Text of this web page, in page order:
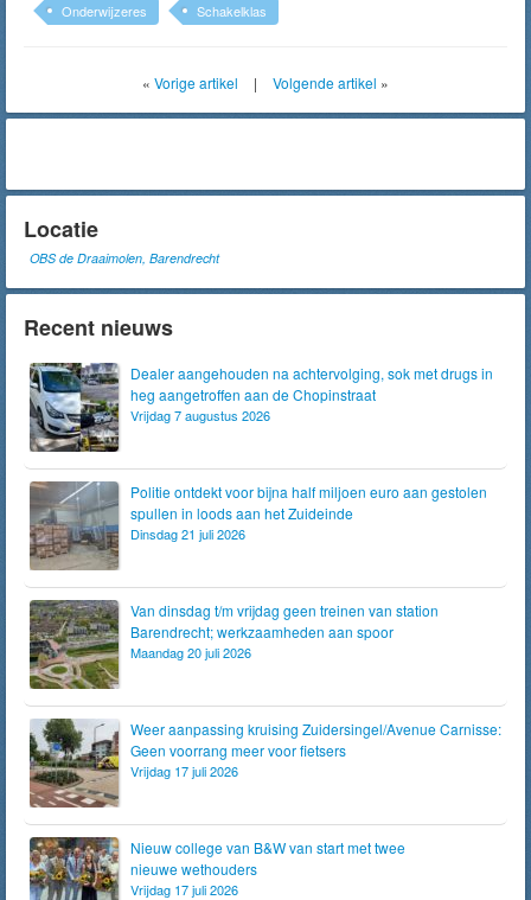
Onderwijzeres
Schakelklas
« Vorige artikel | Volgende artikel »
Locatie
OBS de Draaimolen, Barendrecht
Recent nieuws
Dealer aangehouden na achtervolging, sok met drugs in
heg aangetroffen aan de Chopinstraat
Vrijdag 7 augustus 2026
Politie ontdekt voor bijna half miljoen euro aan gestolen
spullen in loods aan het Zuideinde
Dinsdag 21 juli 2026
Van dinsdag t/m vrijdag geen treinen van station
Barendrecht; werkzaamheden aan spoor
Maandag 20 juli 2026
Weer aanpassing kruising Zuidersingel/Avenue Carnisse:
Geen voorrang meer voor fietsers
Vrijdag 17 juli 2026
Nieuw college van B&W van start met twee
nieuwe wethouders
Vrijdag 17 juli 2026